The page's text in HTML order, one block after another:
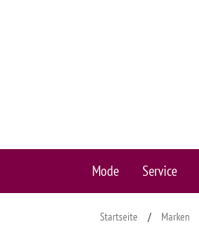
Mode Service
Startseite / Marken